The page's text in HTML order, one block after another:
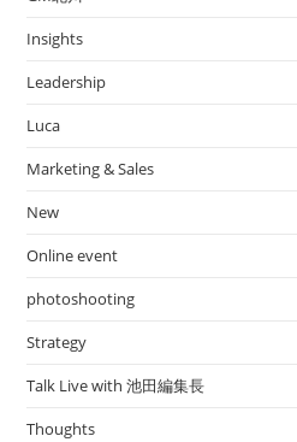
Insights
Leadership
Luca
Marketing & Sales
New
Online event
photoshooting
Strategy
Talk Live with 池田編集長
Thoughts